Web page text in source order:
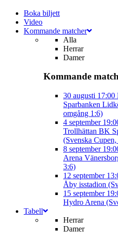
Boka biljett
Video
Kommande matcher
Alla
Herrar
Damer
Kommande
30 augusti 17:00
Sparbanken
omgång 1:6)
4 september
Trollhättan BK
(Svenska
8 september
Arena
3:6)
12 september
Åby isstadion
15 september
Hydro Arena
Tabell
Herrar
Damer